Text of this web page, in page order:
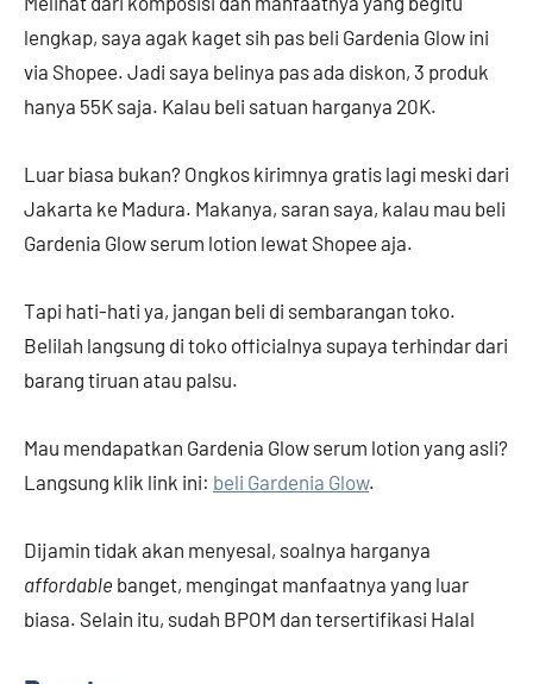
lengkap, saya agak kaget sih pas beli Gardenia Glow ini
via Shopee. Jadi saya belinya pas ada diskon, 3 produk
hanya 55K saja. Kalau beli satuan harganya 20K.
Luar biasa bukan? Ongkos kirimnya gratis lagi meski dari
Jakarta ke Madura. Makanya, saran saya, kalau mau beli
Gardenia Glow serum lotion lewat Shopee aja.
Tapi hati-hati ya, jangan beli di sembarangan toko.
Belilah langsung di toko officialnya supaya terhindar dari
barang tiruan atau palsu.
Mau mendapatkan Gardenia Glow serum lotion yang asli?
Langsung klik link ini: beli Gardenia Glow.
Dijamin tidak akan menyesal, soalnya harganya
affordable banget, mengingat manfaatnya yang luar
biasa. Selain itu, sudah BPOM dan tersertifikasi Halal